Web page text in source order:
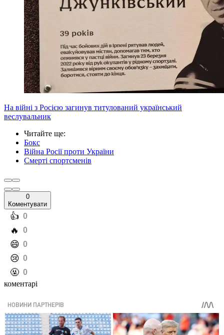
На війні з Росією загинув титулований український
веслувальник
Читайте ще:
Бокс
Війна Росії проти України
Смерті спортсменів
0
Коментувати
️👍 0
️🔥 0
️😄 0
️😢 0
️🤬 0
коментарі